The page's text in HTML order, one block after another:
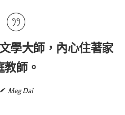
學大師，內心住著家
教師。
Meg Dai